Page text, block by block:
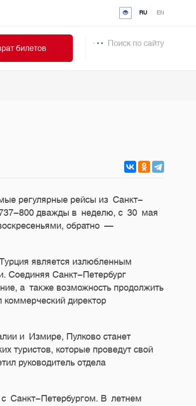
RU EN
билетов
Поиск по сайту
регулярные рейсы из Санкт-
800 дважды в неделю, с 30 мая
обратно —
является излюбленным
Соединяя Санкт-Петербург
а также возможность продолжить
директор
и Измире, Пулково станет
туристов, которые проведут свой
руководитель отдела
Санкт-Петербургом. В летнем